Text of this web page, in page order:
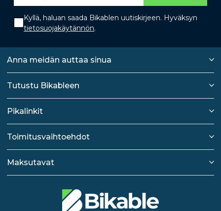
Kyllä, haluan saada Bikablen uutiskirjeen. Hyväksyn
tietosuojakäytännön.
Anna meidän auttaa sinua
Tutustu Bikableen
Pikalinkit
Toimitusvaihtoehdot
Maksutavat